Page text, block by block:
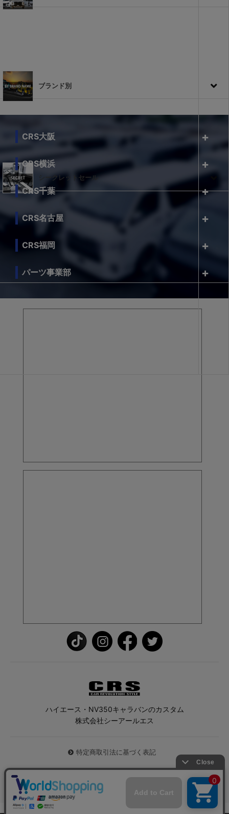
ブランド別
シークレットセール
CRS大阪
CRS横浜
CRS千葉
CRS名古屋
CRS福岡
パーツ事業部
ハイエース・NV350キャラバンのカスタム
株式会社シーアールエス
特定商取引法に基づく表記
© 2026 ハイエース専門店CRS All Rights Reserved.